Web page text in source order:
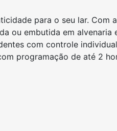
para o seu lar. Com
ou embutida em alvenaria
com controle
programação de até 2